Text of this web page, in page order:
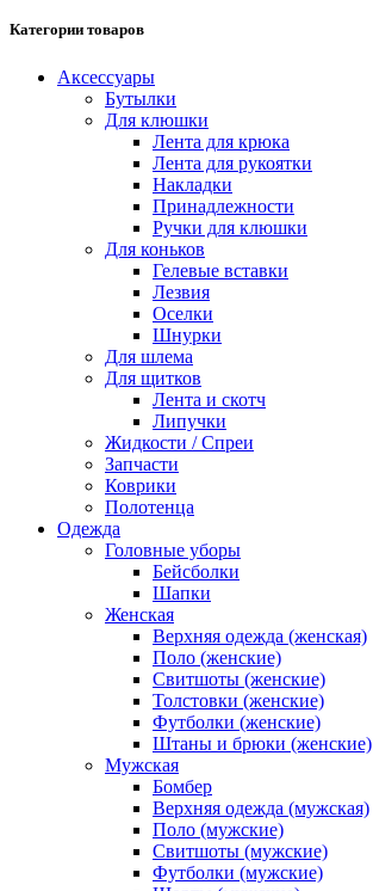
Категории товаров
Аксессуары
Бутылки
Для клюшки
Лента для крюка
Лента для рукоятки
Накладки
Принадлежности
Ручки для клюшки
Для коньков
Гелевые вставки
Лезвия
Оселки
Шнурки
Для шлема
Для щитков
Лента и скотч
Липучки
Жидкости / Спреи
Запчасти
Коврики
Полотенца
Одежда
Головные уборы
Бейсболки
Шапки
Женская
Верхняя одежда (женская)
Поло (женские)
Свитшоты (женские)
Толстовки (женские)
Футболки (женские)
Штаны и брюки (женские)
Мужская
Бомбер
Верхняя одежда (мужская)
Поло (мужские)
Свитшоты (мужские)
Футболки (мужские)